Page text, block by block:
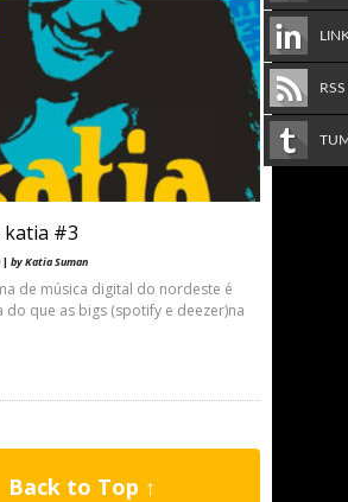
katia #3
| by Katia Suman
de música digital do nordeste é
do que as bigs (spotify e deezer)na
Back to Top ↑
RSS